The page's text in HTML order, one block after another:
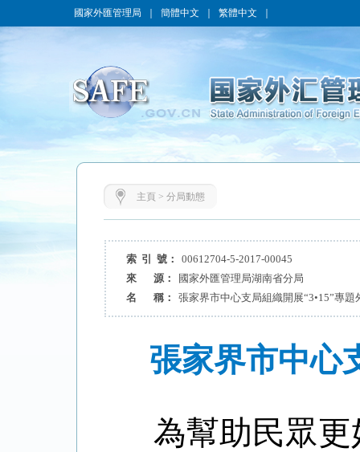
國家外匯管理局 簡體中文 繁體中文
主頁 > 分局動態
索 引 號：
00612704-5-2017-00045
來 源：
國家外匯管理局湖南省分局
名 稱：
張家界市中心支局組織開展“3•15”專題
張家界市中心
為幫助民眾更